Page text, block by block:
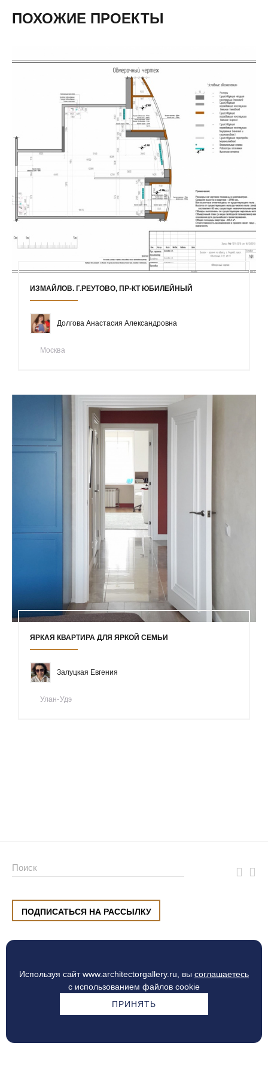
ПОХОЖИЕ ПРОЕКТЫ
ИЗМАЙЛОВ. Г.РЕУТОВО, ПР-КТ ЮБИЛЕЙНЫЙ
Долгова Анастасия Александровна
Москва
ЯРКАЯ КВАРТИРА ДЛЯ ЯРКОЙ СЕМЬИ
Залуцкая Евгения
Улан-Удэ
Используя сайт www.architectorgallery.ru, вы соглашаетесь
с использованием файлов cookie
ПРИНЯТЬ
ПОДПИСАТЬСЯ НА РАССЫЛКУ
ул. Малышева, 8, Екатеринбург
Процесс оплаты